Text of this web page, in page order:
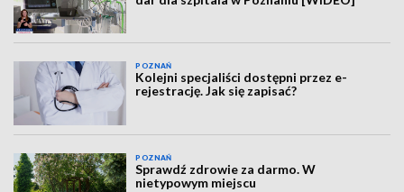
POZNAŃ
Kolejni specjaliści dostępni przez e-
rejestrację. Jak się zapisać?
POZNAŃ
Sprawdź zdrowie za darmo. W
nietypowym miejscu